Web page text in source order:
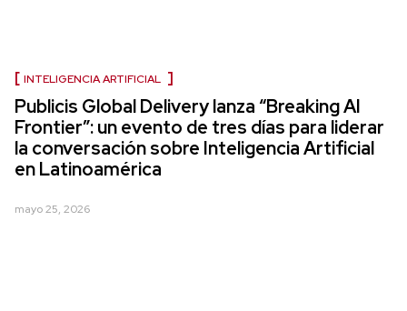
INTELIGENCIA ARTIFICIAL
Publicis Global Delivery lanza “Breaking AI
Frontier”: un evento de tres días para liderar
la conversación sobre Inteligencia Artificial
en Latinoamérica
mayo 25, 2026